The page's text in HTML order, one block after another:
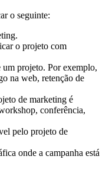
o seguinte:
o projeto com
projeto. Por exemplo,
na web, retenção de
de marketing é
conferência,
pelo projeto de
onde a campanha está